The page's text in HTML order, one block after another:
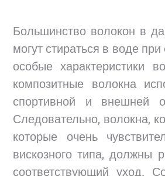
Большинство волокон в
могут стираться в воде
особые характеристики
композитные волокна
спортивной и внешней
Следовательно, волокна,
которые очень
вискозного типа, должны
соответствующий уход.